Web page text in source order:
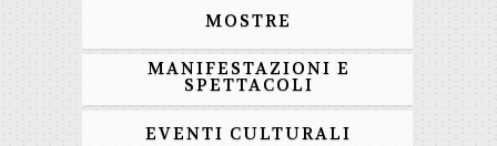
MOSTRE
MANIFESTAZIONI E
SPETTACOLI
EVENTI CULTURALI